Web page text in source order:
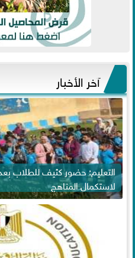
آخر الأخبار
التعليم: حضور كثيف للطلاب بعد
لاستكمال المناهج